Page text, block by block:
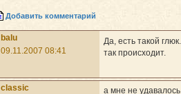
Добавить комментарий
balu
09.11.2007 08:41
Да, есть такой
так происходит.
classic
а мне не